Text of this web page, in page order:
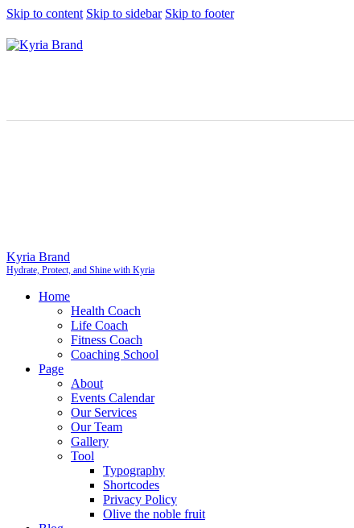
Skip to content Skip to sidebar Skip to footer
Kyria Brand
Hydrate, Protect, and Shine with Kyria
Home
Health Coach
Life Coach
Fitness Coach
Coaching School
Page
About
Events Calendar
Our Services
Our Team
Gallery
Tool
Typography
Shortcodes
Privacy Policy
Olive the noble fruit